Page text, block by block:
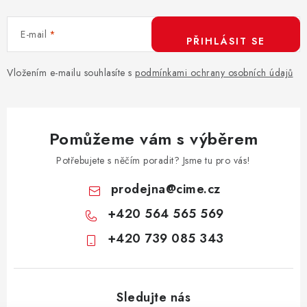
í
r
v
E-mail
Vložením e-mailu souhlasíte s podmínkami ochrany osobních údajů
PŘIHLÁSIT SE
Pomůžeme vám s výběrem
Potřebujete s něčím poradit? Jsme tu pro vás!
prodejna@cime.cz
+420 564 565 569
+420 739 085 343